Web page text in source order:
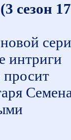
сезон 17
интриги
просит